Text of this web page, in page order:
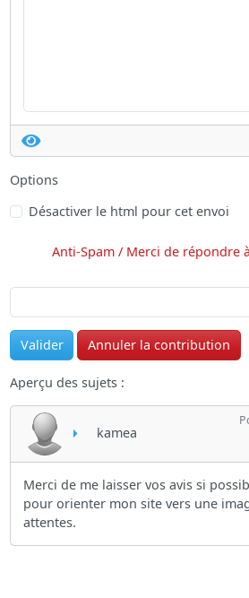
Options
Désactiver le html pour cet envoi
Anti-Spam / Merci de répondre
Aperçu des sujets :
kamea
Merci de me laisser vos avis si
pour orienter mon site vers une
attentes.